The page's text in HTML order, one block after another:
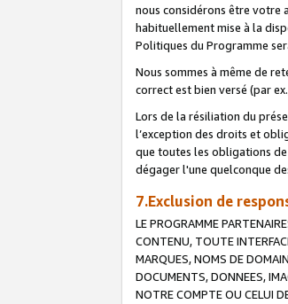
nous considérons être votre
habituellement mise à la
Politiques du Programme
Nous sommes à même de
correct est bien versé (par
Lors de la résiliation du
l’exception des droits et
que toutes les obligations
dégager l'une quelconque
7.Exclusion de
LE PROGRAMME
CONTENU, TOUTE
MARQUES, NOMS DE
DOCUMENTS, DONNEES,
NOTRE COMPTE OU CELUI